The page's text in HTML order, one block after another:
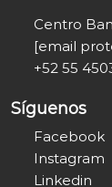
Centro
[email
+52 55
Síguenos
Facebook
Instagram
Linkedin